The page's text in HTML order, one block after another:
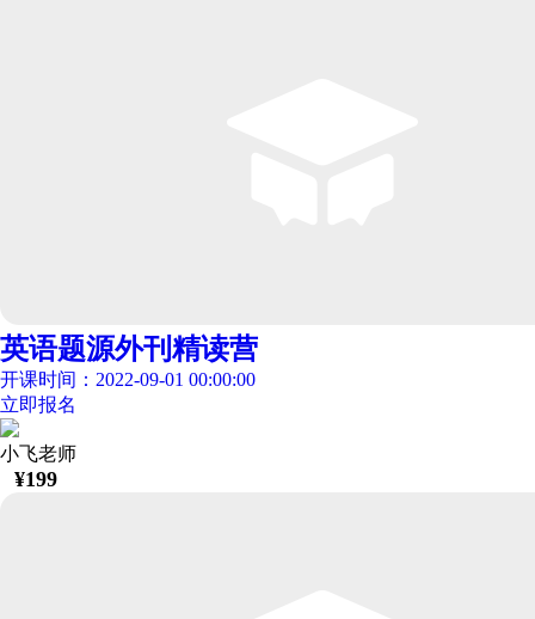
英语题源外刊精读营
开课时间：2022-09-01 00:00:00
立即报名
小飞老师
¥199